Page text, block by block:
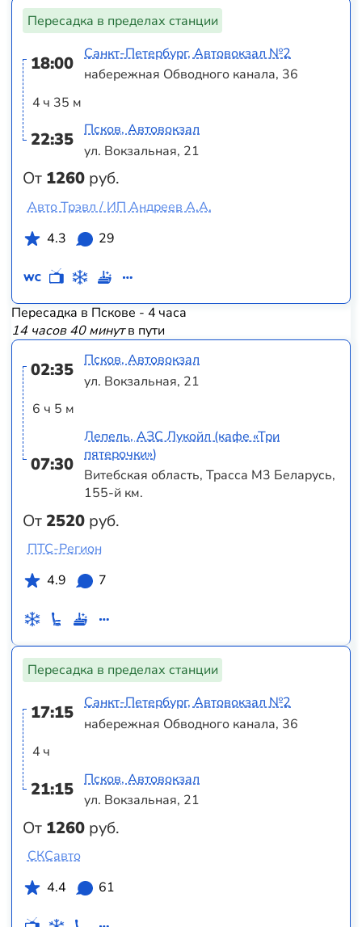
Пересадка в пределах станции
18:00
4 ч 35 м
22:35
От 1260 руб.
Санкт-Петербург, Автовокзал №2
набережная Обводного канала, 36
Псков, Автовокзал
ул. Вокзальная, 21
Авто Трэвл / ИП Андреев А.А.
4.3
29
Пересадка в Пскове - 4 часа
14 часов 40 минутв пути
02:35
6 ч 5 м
07:30
От2520 руб.
Псков, Автовокзал
ул. Вокзальная, 21
Лепель, АЗС Лукойл (кафе «Три
пятерочки»)
Витебская область, Трасса M3 Беларусь,
155-й км.
ПТС-Регион
4.9
7
Пересадка в пределах станции
17:15
4 ч
21:15
От 1260 руб.
Санкт-Петербург, Автовокзал №2
набережная Обводного канала, 36
Псков, Автовокзал
ул. Вокзальная, 21
СКСавто
4.4
61